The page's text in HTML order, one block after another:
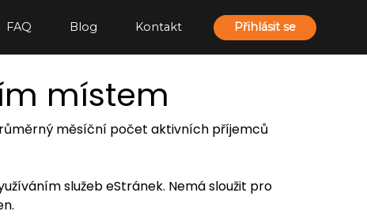
FAQ Blog Kontakt Přihlásit se
místem
měsíční počet aktivních příjemců
služeb eStránek. Nemá sloužit pro